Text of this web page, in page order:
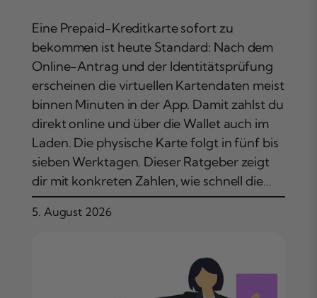
Eine Prepaid-Kreditkarte sofort zu
bekommen ist heute Standard: Nach dem
Online-Antrag und der Identitätsprüfung
erscheinen die virtuellen Kartendaten meist
binnen Minuten in der App. Damit zahlst du
direkt online und über die Wallet auch im
Laden. Die physische Karte folgt in fünf bis
sieben Werktagen. Dieser Ratgeber zeigt
dir mit konkreten Zahlen, wie schnell die…
5. August 2026